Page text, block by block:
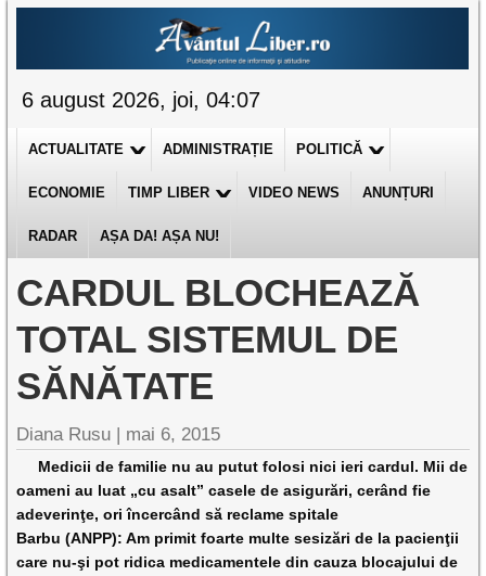
6 august 2026, joi, 04:07
ACTUALITATE ADMINISTRAȚIE POLITICĂ
ECONOMIE TIMP LIBER VIDEO NEWS ANUNȚURI
RADAR AȘA DA! AȘA NU!
CARDUL BLOCHEAZĂ
TOTAL SISTEMUL DE
SĂNĂTATE
Diana Rusu | mai 6, 2015
Medicii de familie nu au putut folosi nici ieri cardul. Mii de
oameni au luat „cu asalt” casele de asigurări, cerând fie
adeverinţe, ori încercând să reclame spitale
Barbu (ANPP): Am primit foarte multe sesizări de la pacienţii
care nu-şi pot ridica medicamentele din cauza blocajului de